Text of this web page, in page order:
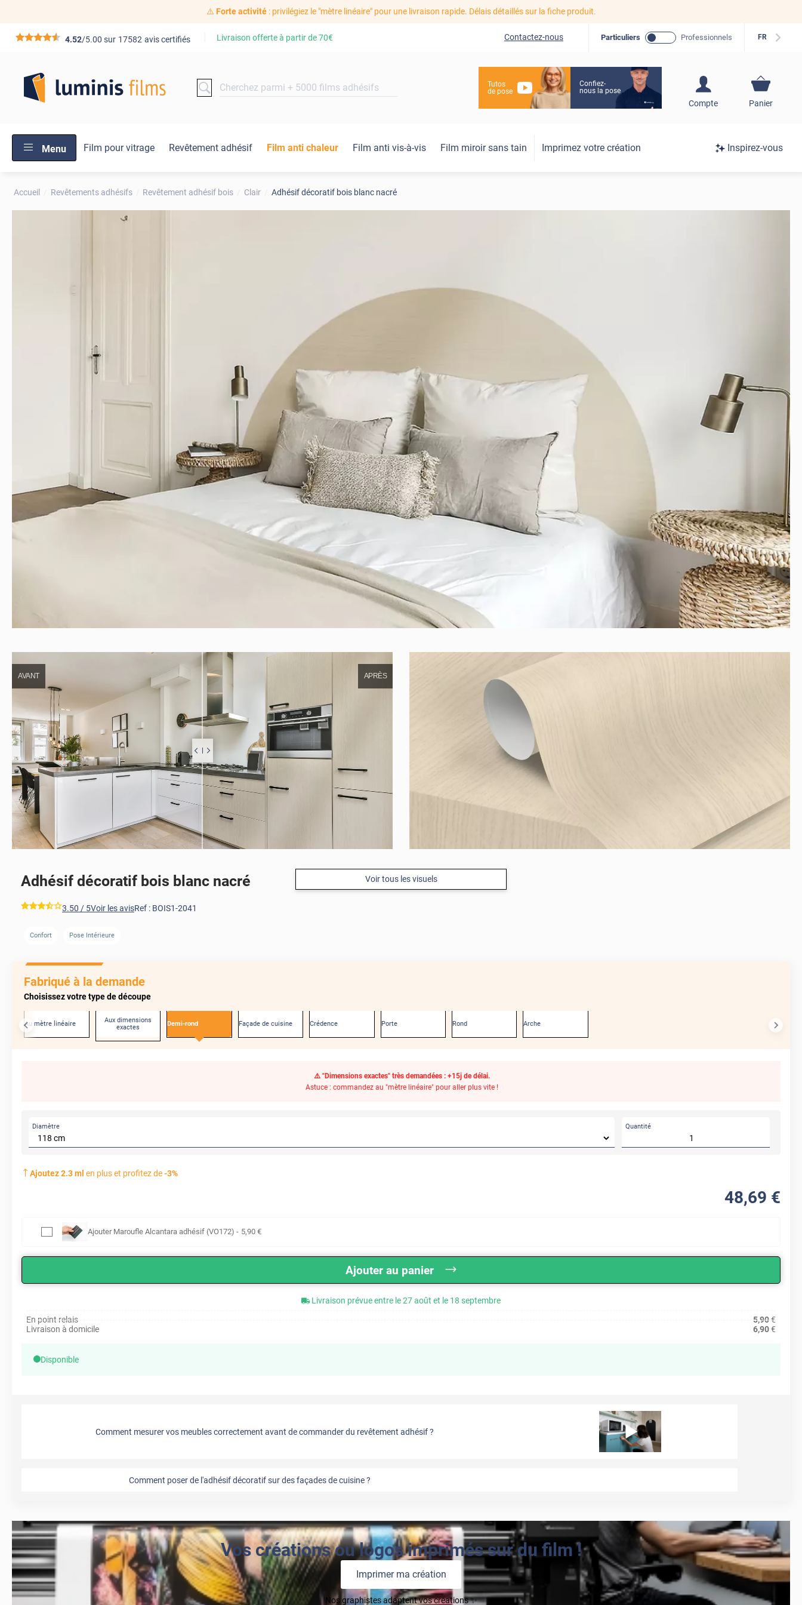
⚠️ Forte activité: privilégiez le "mètre linéaire" pour une livraison rapide. Délais détaillés sur la fiche produit.
*****4.52/5.00 sur 17582 avis certifiés Livraison offerte à partir de70€ Contactez-nous Particuliers Professionnels FR
Tutos
de pose
Confiez-
nous la pose
Compte
S'inscrire / Se
Panier
Menu Film pour vitrage Revêtement adhésif Film anti chaleur Film anti vis-à-vis Film miroir sans tain Imprimez votre création Inspirez-vous
Accueil Revêtements adhésifs Revêtement adhésif bois Clair Adhésif décoratif bois blanc nacré
AVANT APRÈS
Voir tous les visuels
Adhésif décoratif bois blanc nacré
*****3.50 / 5Voir les avisRef : BOIS1-2041
Confort Pose Intérieure
Fabriqué à la demande
Choisissez votre type de découpe
Au mètre linéaire
Aux dimensions
exactes
Demi-rond Façade de cuisine Crédence Porte Rond Arche
⚠️ "Dimensions exactes" très demandées : +15j de délai.
Astuce : commandez au "mètre linéaire" pour aller plus vite !
Diamètre Quantité
Ajoutez2.3ml en plus et profitez de-3%
48,69 €
Ajouter Maroufle Alcantara adhésif (VO172) - 5,90 €
Ajouter au panier
Livraison prévue entre le 27 août et le 18 septembre
En point relais
5,90€
Livraison à domicile
6,90€
Disponible
Comment mesurer vos meubles correctement avant de commander du revêtement adhésif ?
Comment poser de l'adhésif décoratif sur des façades de cuisine ?
Vos créations ou logos imprimés sur du film !
Imprimer ma création
Nos graphistes adaptent vos créations ✨